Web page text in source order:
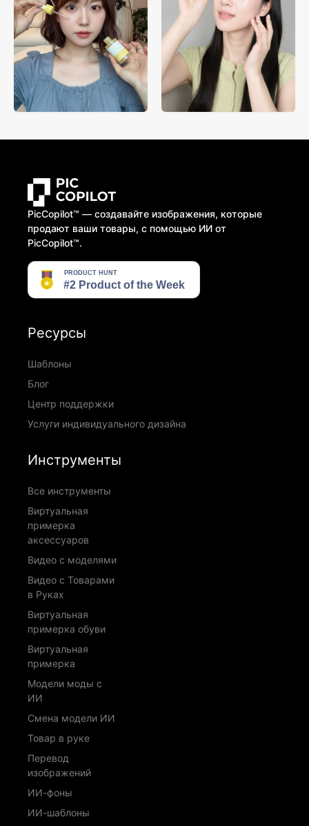
PicCopilot™️ — создавайте изображения, которые
продают ваши товары, с помощью ИИ от
PicCopilot™️.
Ресурсы
Шаблоны
Блог
Центр поддержки
Услуги индивидуального дизайна
Инструменты
Все инструменты
Виртуальная
примерка
аксессуаров
Видео с моделями
Видео с Товарами
в Руках
Виртуальная
примерка обуви
Виртуальная
примерка
Модели моды с
ИИ
Смена модели ИИ
Товар в руке
Перевод
изображений
ИИ-фоны
ИИ-шаблоны